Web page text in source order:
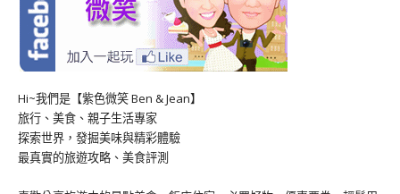
Hi~我們是【紫色微笑 Ben & Jean】
旅行、美食、親子生活專家
探索世界，發掘美味與精彩體驗
最真實的旅遊攻略、美食評測